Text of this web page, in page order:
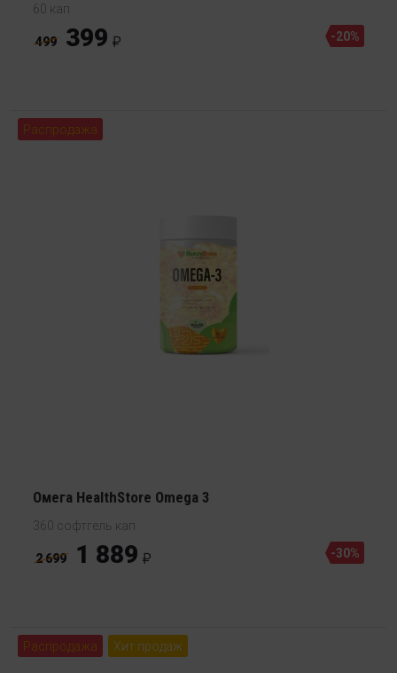
60 кап
499 399 -20%
Распродажа
Омега HealthStore Omega 3
360 софтгель кап
2 699 1 889 -30%
Распродажа Хит продаж